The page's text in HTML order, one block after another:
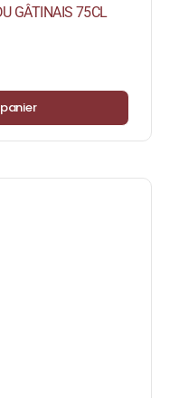
GÂTINAIS 75CL